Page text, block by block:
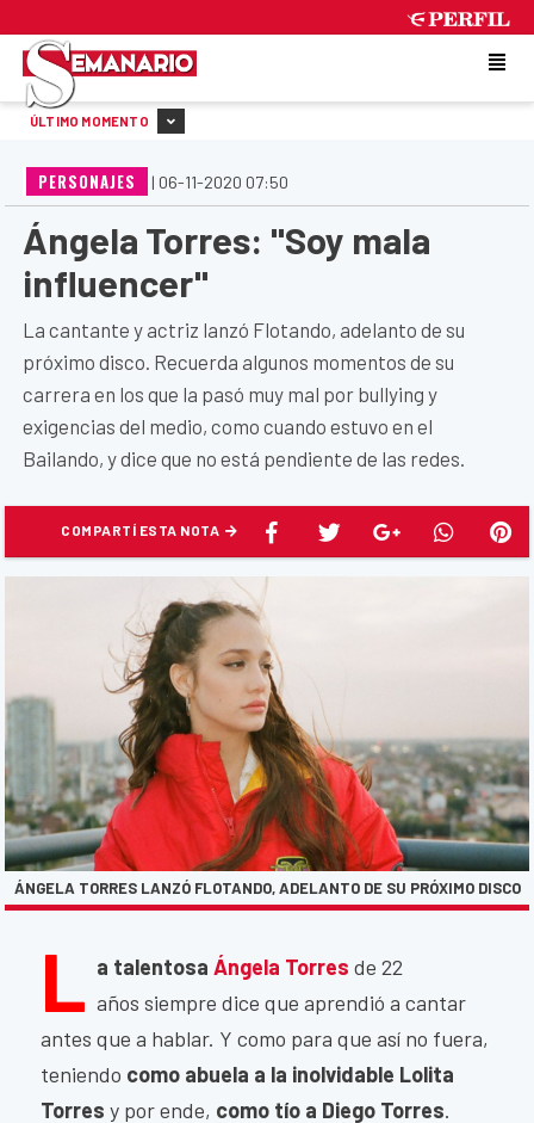
ÚLTIMO MOMENTO
PERSONAJES | 06-11-2020 07:50
Ángela Torres: "Soy mala
influencer"
La cantante y actriz lanzó Flotando, adelanto de su
próximo disco. Recuerda algunos momentos de su
carrera en los que la pasó muy mal por bullying y
exigencias del medio, como cuando estuvo en el
Bailando, y dice que no está pendiente de las redes.
COMPARTÍ ESTA NOTA
ÁNGELA TORRES LANZÓ FLOTANDO, ADELANTO DE SU PRÓXIMO DISCO
L a talentosa Ángela Torres de 22
años siempre dice que aprendió a cantar
antes que a hablar. Y como para que así no fuera,
teniendo como abuela a la inolvidable Lolita
Torres y por ende, como tío a Diego Torres.